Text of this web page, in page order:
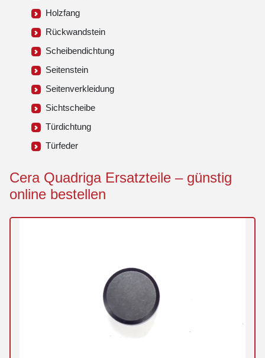
Holzfang
Rückwandstein
Scheibendichtung
Seitenstein
Seitenverkleidung
Sichtscheibe
Türdichtung
Türfeder
Cera Quadriga Ersatzteile – günstig
online bestellen